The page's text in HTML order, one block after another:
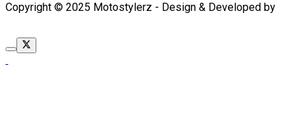
Copyright © 2025 Motostylerz - Design & Developed by